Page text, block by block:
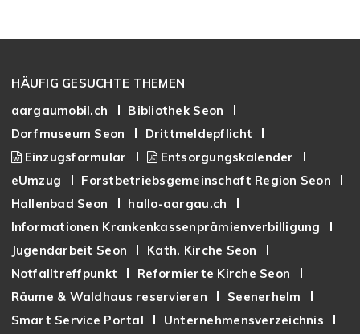
HÄUFIG GESUCHTE THEMEN
aargaumobil.ch
Bibliothek Seon
Dorfmuseum Seon
Drittmeldepflicht
Einzugsformular
Entsorgungskalender
eUmzug
Forstbetriebsgemeinschaft Region Seon
Hallenbad Seon
hallo-aargau.ch
Informationen Krankenkassenprämienverbilligung
Jugendarbeit Seon
Kath. Kirche Seon
Notfalltreffpunkt
Reformierte Kirche Seon
Räume & Waldhaus reservieren
Seenerhelm
Smart Service Portal
Unternehmensverzeichnis